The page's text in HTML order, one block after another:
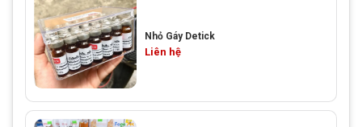
Nhỏ Gáy Detick
Liên hệ